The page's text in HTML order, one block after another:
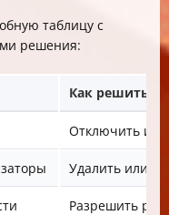
таблицу с
решения:
Как решить
Отключить или
Удалить или
Разрешить